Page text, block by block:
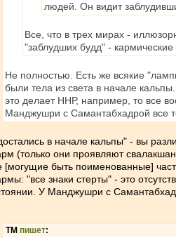
людей. Он видит
Все, что в трех мирах -
"заблудших будд" - кармические
Не полностью. Есть же всякие
были тела из света в начале
это делает ННР, например, то все
Манджушри с Самантабхадрой все
в начале кальпы" - вы
(только они проявляют
[могущие быть поименованные]
"все знаки стерты" - это
У Манджушри с
ТМ пишет: